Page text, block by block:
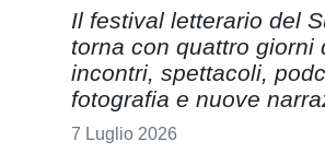
Il festival letterario del
torna con quattro giorni
incontri, spettacoli,
fotografia e nuove
7 Luglio 2026